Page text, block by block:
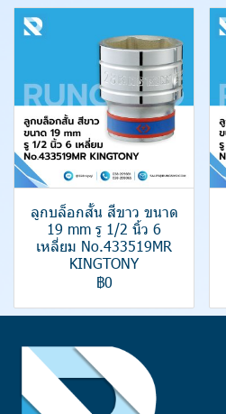
ลูกบล็อกสั้น สีขาว ขนาด
19 mm รู 1/2 นิ้ว 6
เหลี่ยม No.433519MR
KINGTONY
฿0